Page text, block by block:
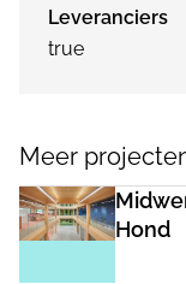
Leveranciers
true
Meer
Hond